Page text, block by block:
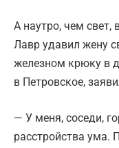
А наутро, чем свет,
Лавр удавил жену
железном крюку в
в Петровское,
— У меня, соседи,
расстройства ума.